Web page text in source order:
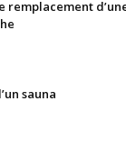
remplacement
sauna